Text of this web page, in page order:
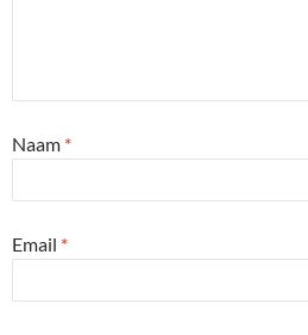
Naam *
Email *